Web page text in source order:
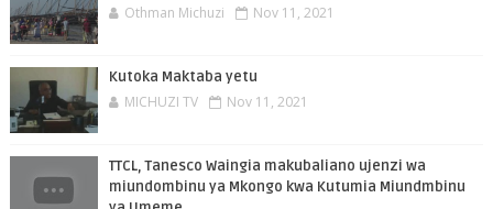
Othman Michuzi Nov 11, 2021
Kutoka Maktaba yetu
MICHUZI TV Nov 11, 2021
TTCL, Tanesco Waingia makubaliano ujenzi wa
miundombinu ya Mkongo kwa Kutumia Miundmbinu